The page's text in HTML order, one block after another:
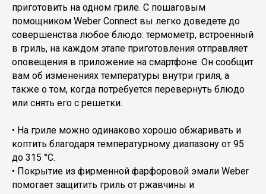
приготовить на одном гриле. С пошаговым
помощником Weber Connect вы легко доведете до
совершенства любое блюдо: термометр, встроенный
в гриль, на каждом этапе приготовления отправляет
оповещения в приложение на смартфоне. Он сообщит
вам об изменениях температуры внутри гриля, а
также о том, когда потребуется перевернуть блюдо
или снять его с решетки.
• На гриле можно одинаково хорошо обжаривать и
коптить благодаря температурному диапазону от 95
до 315 °С.
• Покрытие из фирменной фарфоровой эмали Weber
помогает защитить гриль от ржавчины и